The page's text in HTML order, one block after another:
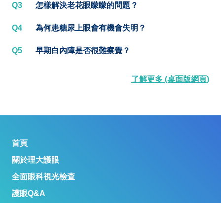
Q3 怎樣解決老花眼矇矇的問題？
Q4 為何患糖尿上眼會有機會失明？
Q5 早期白內障是否很難察覺？
了解更多 (桌面版網頁)
首頁
關於理大護眼
全面眼科視光檢查
護眼Q&A